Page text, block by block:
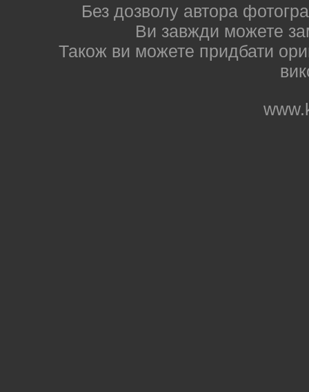
Без дозволу автора
Ви завжди можете
Також ви можете придбати